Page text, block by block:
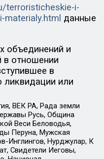
terroristicheskie-i-
materialy.html данные
объединений и
в отношении
в
ликвидации или
ВЕК РА, Рада земли
Русь, Община
Веси Беловодья,
Перуна, Мужская
Инглингов, Нурджулар, К
Свидетели Иеговы,